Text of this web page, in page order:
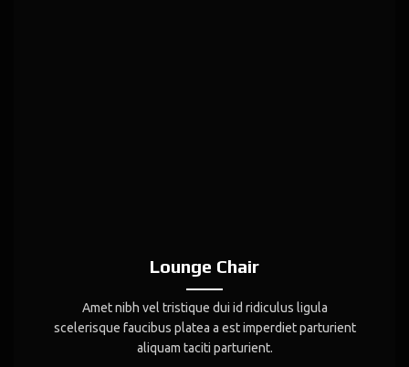
Lounge Chair
Amet nibh vel tristique dui id ridiculus ligula
scelerisque faucibus platea a est imperdiet parturient
aliquam taciti parturient.